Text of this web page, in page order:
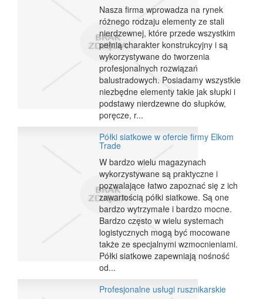
Nasza firma wprowadza na rynek
różnego rodzaju elementy ze stali
nierdzewnej, które przede wszystkim
pełnią charakter konstrukcyjny i są
wykorzystywane do tworzenia
profesjonalnych rozwiązań
balustradowych. Posiadamy wszystkie
niezbędne elementy takie jak słupki i
podstawy nierdzewne do słupków,
poręcze, r...
Półki siatkowe w ofercie firmy Elkom
Trade
W bardzo wielu magazynach
wykorzystywane są praktyczne i
pozwalające łatwo zapoznać się z ich
zawartością półki siatkowe. Są one
bardzo wytrzymałe i bardzo mocne.
Bardzo często w wielu systemach
logistycznych mogą być mocowane
także ze specjalnymi wzmocnieniami.
Półki siatkowe zapewniają nośność
od...
Profesjonalne usługi rusznikarskie